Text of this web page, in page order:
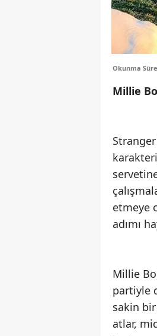
Okunma
Millie
etmeye
adımı
Millie
partiyle
sakin
atlar,